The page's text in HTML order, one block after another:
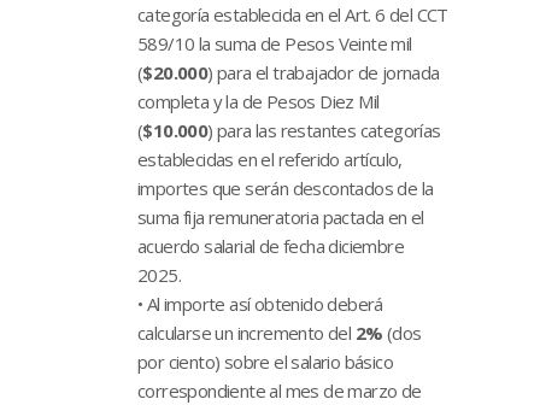
categoría establecida en el Art. 6 del CCT
589/10 la suma de Pesos Veinte mil
($20.000) para el trabajador de jornada
completa y la de Pesos Diez Mil
($10.000) para las restantes categorías
establecidas en el referido artículo,
importes que serán descontados de la
suma fija remuneratoria pactada en el
acuerdo salarial de fecha diciembre
2025.
• Al importe así obtenido deberá
calcularse un incremento del 2% (dos
por ciento) sobre el salario básico
correspondiente al mes de marzo de